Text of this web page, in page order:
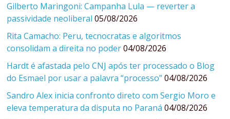
Gilberto Maringoni: Campanha Lula — reverter a
passividade neoliberal 05/08/2026
Rita Camacho: Peru, tecnocratas e algoritmos
consolidam a direita no poder 04/08/2026
Hardt é afastada pelo CNJ após ter processado o Blog
do Esmael por usar a palavra “processo” 04/08/2026
Sandro Alex inicia confronto direto com Sergio Moro e
eleva temperatura da disputa no Paraná 04/08/2026